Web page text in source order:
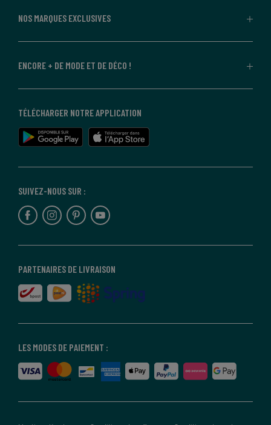
NOS MARQUES EXCLUSIVES
ENCORE + DE MODE ET DE DÉCO !
LES MODES DE PAIEMENT :
PARTENAIRES DE LIVRAISON
SUIVEZ-NOUS SUR :
TÉLÉCHARGER NOTRE APPLICATION